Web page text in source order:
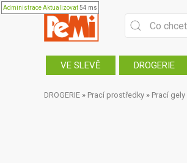
AdministraceAktualizovat54 ms
VE SLEVĚ DROGERIE
DROGERIE » Prací prostředky » Prací gely